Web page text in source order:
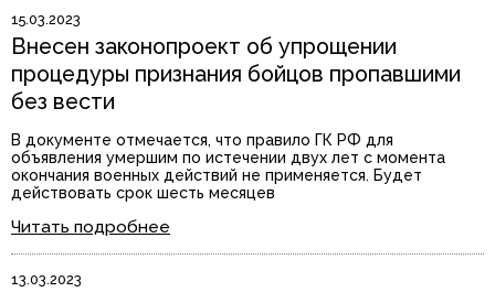
15.03.2023
Внесен законопроект об упрощении
процедуры признания бойцов пропавшими
без вести
В документе отмечается, что правило ГК РФ для
объявления умершим по истечении двух лет с момента
окончания военных действий не применяется. Будет
действовать срок шесть месяцев
Читать подробнее
13.03.2023